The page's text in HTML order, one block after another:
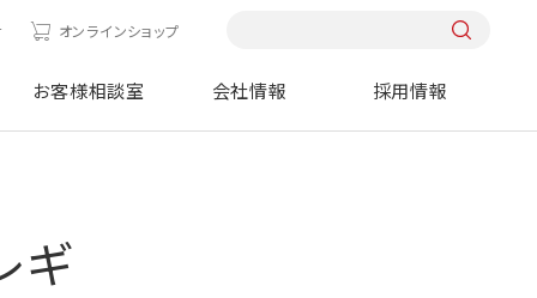
オンラインショップ
お客様相談室 会社情報 採用情報
ギ